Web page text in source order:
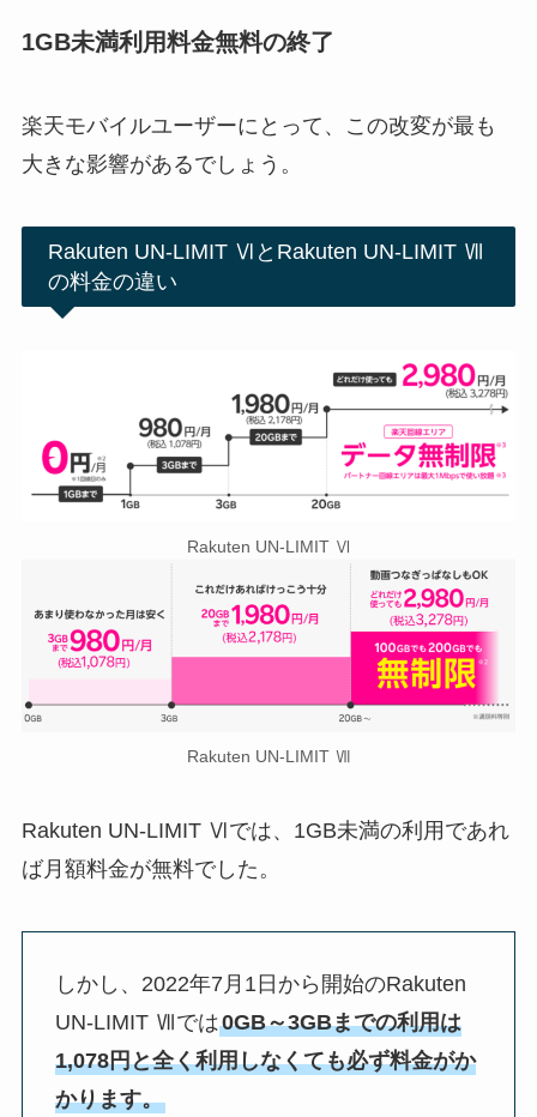
1GB未満利用料金無料の終了
楽天モバイルユーザーにとって、この改変が最も
大きな影響があるでしょう。
Rakuten UN-LIMIT ⅥとRakuten UN-LIMIT Ⅶ
の料金の違い
Rakuten UN-LIMIT Ⅵ
Rakuten UN-LIMIT Ⅶ
Rakuten UN-LIMIT Ⅵでは、1GB未満の利用であれ
ば月額料金が無料でした。
しかし、2022年7月1日から開始のRakuten
UN-LIMIT Ⅶでは0GB～3GBまでの利用は
1,078円と全く利用しなくても必ず料金がか
かります。